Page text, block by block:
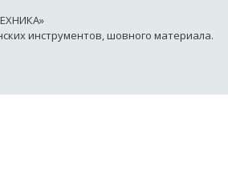
инструментов, шовного материала.